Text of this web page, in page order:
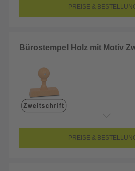
PREISE &
Bürostempel Holz mit Motiv
PREISE &